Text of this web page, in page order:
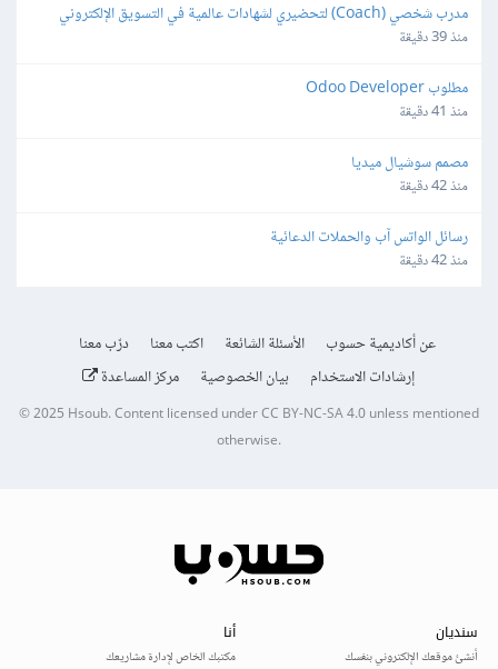
مدرب شخصي (Coach) لتحضيري لشهادات عالمية في التسويق الإلكتروني
منذ 39 دقيقة
مطلوب Odoo Developer
منذ 41 دقيقة
مصمم سوشيال ميديا
منذ 42 دقيقة
رسائل الواتس آب والحملات الدعائية
منذ 42 دقيقة
عن أكاديمية حسوب الأسئلة الشائعة اكتب معنا
درّب معنا
إرشادات الاستخدام
بيان الخصوصية مركز المساعدة
© 2025 Hsoub.Content licensed underCC BY-NC-SA 4.0unless mentioned
otherwise.